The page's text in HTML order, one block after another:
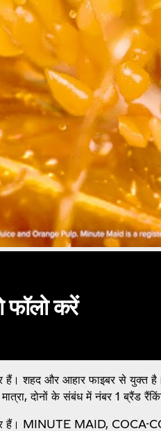
करें
हैं। शहद और आहार फाइबर से
दोनों के संबंध में नंबर 1 ब्रैंड
हैं। MINUTE MAID, COCA-